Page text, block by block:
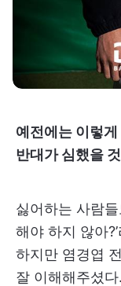
예전에는 이렇
반대가 심했을
싫어하는 사람
해야 하지 않아
하지만 염경엽
잘 이해해주셨